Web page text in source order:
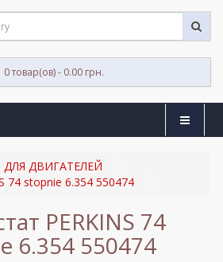
0 товар(ов) - 0.00 грн.
ДВИГАТЕЛЕЙ
74 stopnie 6.354 550474
PERKINS 74
6.354 550474